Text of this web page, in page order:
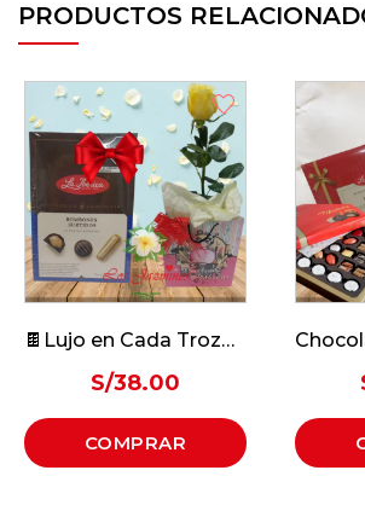
PRODUCTOS
🍫Lujo en Cada Trozo🤤 Chocolate la iberica Mixtura
COMPRAR